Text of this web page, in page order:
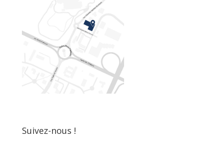
Suivez-nous !